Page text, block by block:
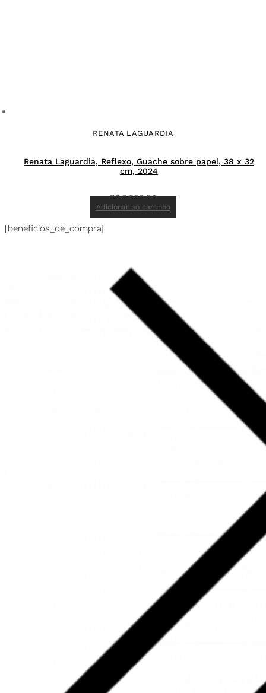
RENATA LAGUARDIA
Renata Laguardia, Reflexo, Guache sobre papel, 38 x 32
cm, 2024
R$2.300,00
Adicionar ao carrinho
[beneficios_de_compra]